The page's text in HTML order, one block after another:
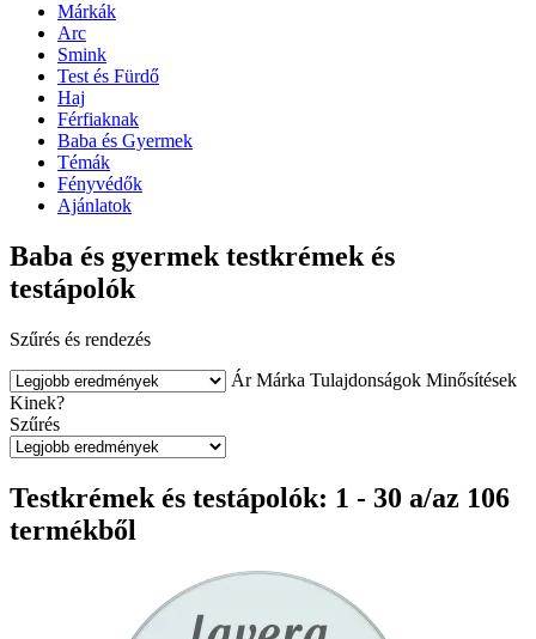
Márkák
Arc
Smink
Test és Fürdő
Haj
Férfiaknak
Baba és Gyermek
Témák
Fényvédők
Ajánlatok
Baba és gyermek testkrémek és
testápolók
Szűrés és rendezés
Ár Márka Tulajdonságok Minősítések
Kinek?
Szűrés
Testkrémek és testápolók: 1 - 30 a/az 106
termékből